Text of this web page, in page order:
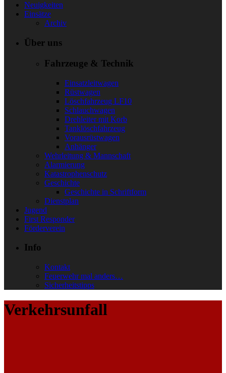
Neuigkeiten
Einsätze
Archiv
Über uns
Fahrzeuge & Technik
Einsatzleitwagen
Rüstwagen
Löschfahrzeug LF10
Schlauchwagen
Drehleiter mit Korb
Tanklöschfahrzeug
Vorausrüstwagen
Anhänger
Wehrleitung & Mannschaft
Alarmierung
Katastrophenschutz
Geschichte
Geschichte in Schriftform
Dienstplan
Jugend
First Responder
Förderverein
Info
Kontakt
Feuerwehr mal anders…
Sicherheitstipps
Verkehrsunfall